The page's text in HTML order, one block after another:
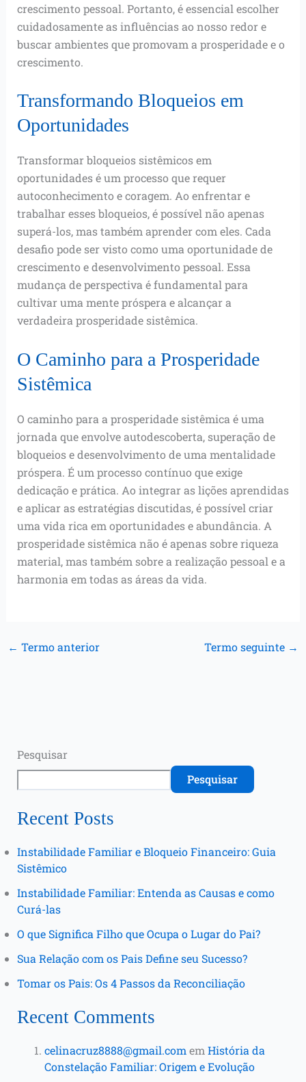
crescimento pessoal. Portanto, é essencial escolher
cuidadosamente as influências ao nosso redor e
buscar ambientes que promovam a prosperidade e o
crescimento.
Transformando Bloqueios em
Oportunidades
Transformar bloqueios sistêmicos em
oportunidades é um processo que requer
autoconhecimento e coragem. Ao enfrentar e
trabalhar esses bloqueios, é possível não apenas
superá-los, mas também aprender com eles. Cada
desafio pode ser visto como uma oportunidade de
crescimento e desenvolvimento pessoal. Essa
mudança de perspectiva é fundamental para
cultivar uma mente próspera e alcançar a
verdadeira prosperidade sistêmica.
O Caminho para a Prosperidade
Sistêmica
O caminho para a prosperidade sistêmica é uma
jornada que envolve autodescoberta, superação de
bloqueios e desenvolvimento de uma mentalidade
próspera. É um processo contínuo que exige
dedicação e prática. Ao integrar as lições aprendidas
e aplicar as estratégias discutidas, é possível criar
uma vida rica em oportunidades e abundância. A
prosperidade sistêmica não é apenas sobre riqueza
material, mas também sobre a realização pessoal e a
harmonia em todas as áreas da vida.
← Termo anterior Termo seguinte →
Pesquisar
Pesquisar
Recent Posts
Instabilidade Familiar e Bloqueio Financeiro: Guia
Sistêmico
Instabilidade Familiar: Entenda as Causas e como
Curá-las
O que Significa Filho que Ocupa o Lugar do Pai?
Sua Relação com os Pais Define seu Sucesso?
Tomar os Pais: Os 4 Passos da Reconciliação
Recent Comments
celinacruz8888@gmail.comemHistória da
Constelação Familiar: Origem e Evolução